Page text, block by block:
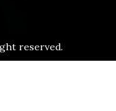
reserved.